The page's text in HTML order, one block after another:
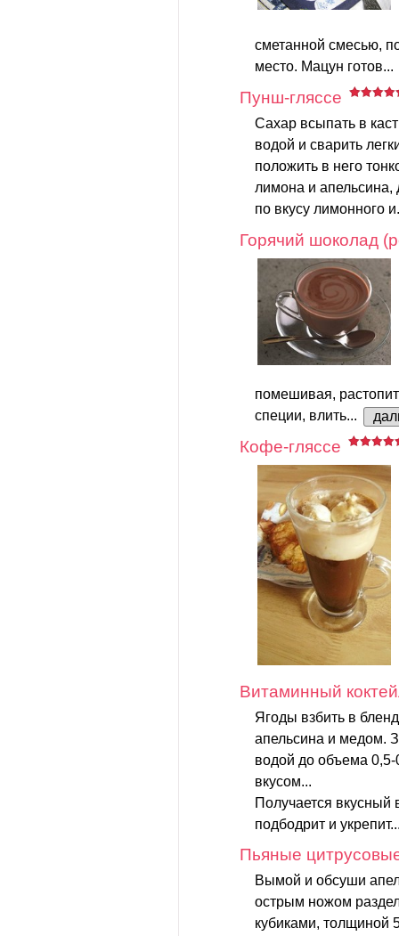
сметанной смесью,
место. Мацун готов...
Пунш-гляссе
Сахар всыпать в
водой и сварить
положить в него
лимона и апельсина,
по вкусу лимонного
Горячий шоколад
помешивая,
специи, влить...
Кофе-гляссе
Витаминный
Ягоды взбить в
апельсина и медом.
водой до объема
вкусом...
Получается вкусный
подбодрит и
Пьяные
Вымой и обсуши
острым ножом
кубиками, толщиной